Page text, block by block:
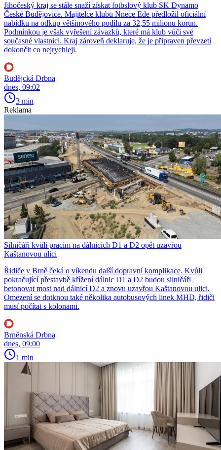
Jihočeský kraj se stále snaží získat fotbslový klub SK Dynamo
České Budějovice. Majitelce klubu Nnece Ede předložil oficiální
nabídku na odkup většinového podílu za 32,55 milionu korun.
Podmínkou je však vyřešení závazků, které má klub vůči své
současné vlastnici. Kraj zároveň deklaruje, že je připraven převzetí
dokončit co nejrychleji.
Budějcká Drbna
dnes, 09:02
3 min
Reklama
Silničáři kvůli pracím na dálnicích D1 a D2 opět uzavřou
Kaštanovou ulici
Řidiče v Brně čeká o víkendu další dopravní komplikace. Kvůli
pokračující přestavbě křížení dálnic D1 a D2 budou silničáři
betonovat most nad dálnicí D2 a znovu uzavřou Kaštanovou ulici.
Omezení se dotknou také několika autobusových linek MHD, řidiči
musí počítat s kolonami.
Brněnská Drbna
dnes, 09:00
1 min